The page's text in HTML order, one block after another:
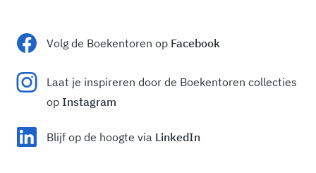
Volg de Boekentoren op Facebook
Laat je inspireren door de Boekentoren collecties
opInstagram
Blijf op de hoogte via LinkedIn